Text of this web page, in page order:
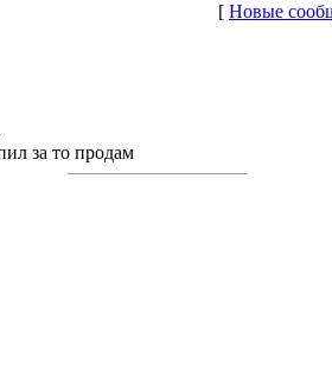
[ Новые
за то продам